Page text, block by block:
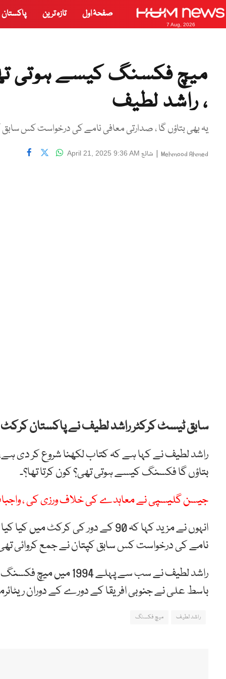
7 Aug, 2026
صفحۂ اول تازہ ترین پاکستان
میچ فکسنگ کیسے ہوتی
، راشد لطیف
یہ بھی بتاؤں گا ، صدارتی معافی نامے کی درخواست کس سابق
Mehmood Ahmed
| شائع April 21, 2025 9:36 AM
سابق ٹیسٹ کرکٹر راشد لطیف نے پاکستان
بتاؤں گا فکسنگ کیسے ہوتی تھی؟ کون کرتا تھا؟۔
جیسن گلیسپی نے معاہدے کی خلاف ورزی کی ،
انہوں نے مزید کہا کہ 90 کے دور کی
نامے کی درخواست کس سابق کپتان نے جمع کروائی
راشد لطیف نے سب سے
باسط علی نے جنوبی افریقا کے دورے کے دوران
راشد لطیف میچ فکسنگ